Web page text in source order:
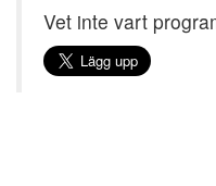
Vet inte vart